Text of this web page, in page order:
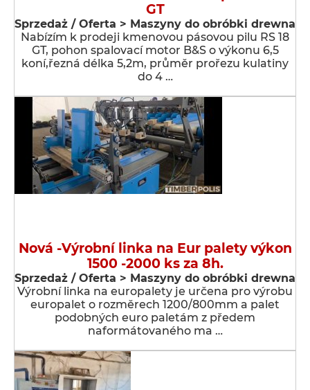
GT
Sprzedaż / Oferta > Maszyny do obróbki drewna
Nabízím k prodeji kmenovou pásovou pilu RS 18
GT, pohon spalovací motor B&S o výkonu 6,5
koní,řezná délka 5,2m, průměr prořezu kulatiny
do 4 …
Nová -Výrobní linka na Eur palety výkon
1500 -2000 ks za 8h.
Sprzedaż / Oferta > Maszyny do obróbki drewna
Výrobní linka na europalety je určena pro výrobu
europalet o rozměrech 1200/800mm a palet
podobných euro paletám z předem
naformátovaného ma …